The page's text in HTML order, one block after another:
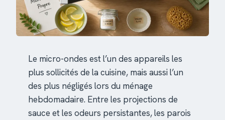
Le micro-ondes est l’un des appareils les
plus sollicités de la cuisine, mais aussi l’un
des plus négligés lors du ménage
hebdomadaire. Entre les projections de
sauce et les odeurs persistantes, les parois